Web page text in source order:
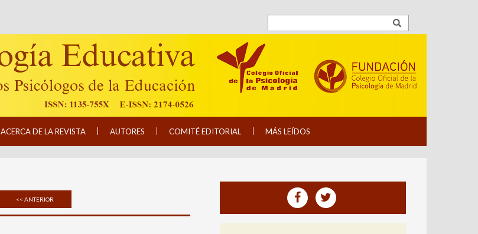
ACERCA DE LA REVISTA AUTORES COMITÉ EDITORIAL MÁS LEÍDOS
<< ANTERIOR